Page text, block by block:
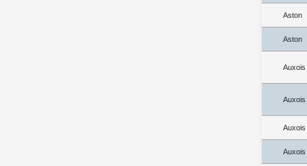
Aston
Aston
Auxois
Auxois
Auxois
Auxois